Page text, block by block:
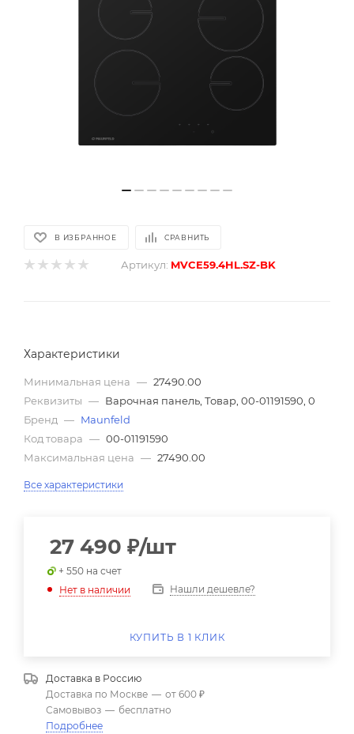
В ИЗБРАННОЕ СРАВНИТЬ
Артикул: MVCE59.4HL.SZ-BK
Характеристики
Минимальная цена — 27490.00
Реквизиты — Варочная панель, Товар, 00-01191590, 0
Бренд — Maunfeld
Код товара — 00-01191590
Максимальная цена — 27490.00
Все характеристики
27 490 ₽/шт
+ 550 на счет
Нет в наличии
Нашли дешевле?
КУПИТЬ В 1 КЛИК
Доставка в Россию
Доставка по Москве — от 600 ₽
Самовывоз — бесплатно
Подробнее